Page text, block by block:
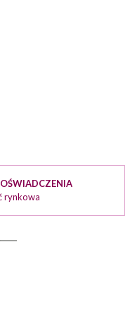
rynkowa